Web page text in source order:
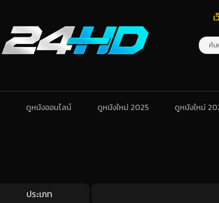
ดูหนังออนไลน์ ดูหนังใหม่ 2025 ดูหนังใหม่
ประเภท